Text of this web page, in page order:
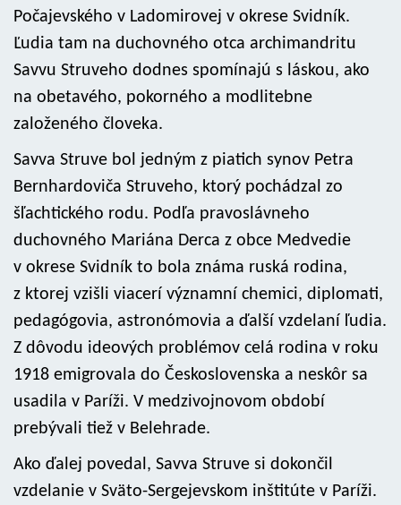
Počajevského v Ladomirovej v okrese Svidník.
Ľudia tam na duchovného otca archimandritu
Savvu Struveho dodnes spomínajú s láskou, ako
na obetavého, pokorného a modlitebne
založeného človeka.
Savva Struve bol jedným z piatich synov Petra
Bernhardoviča Struveho, ktorý pochádzal zo
šľachtického rodu. Podľa pravoslávneho
duchovného Mariána Derca z obce Medvedie
v okrese Svidník to bola známa ruská rodina,
z ktorej vzišli viacerí významní chemici, diplomati,
pedagógovia, astronómovia a ďalší vzdelaní ľudia.
Z dôvodu ideových problémov celá rodina v roku
1918 emigrovala do Československa a neskôr sa
usadila v Paríži. V medzivojnovom období
prebývali tiež v Belehrade.
Ako ďalej povedal, Savva Struve si dokončil
vzdelanie v Sväto-Sergejevskom inštitúte v Paríži.